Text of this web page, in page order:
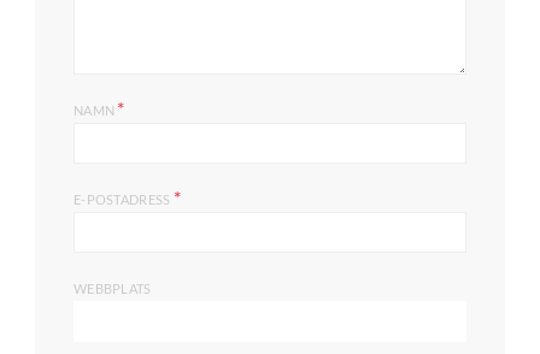
NAMN *
E-POSTADRESS *
WEBBPLATS